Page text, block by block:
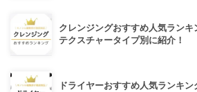
クレンジングおすすめ人気ラン
テクスチャータイプ別に紹介！
ドライヤーおすすめ人気ランキ